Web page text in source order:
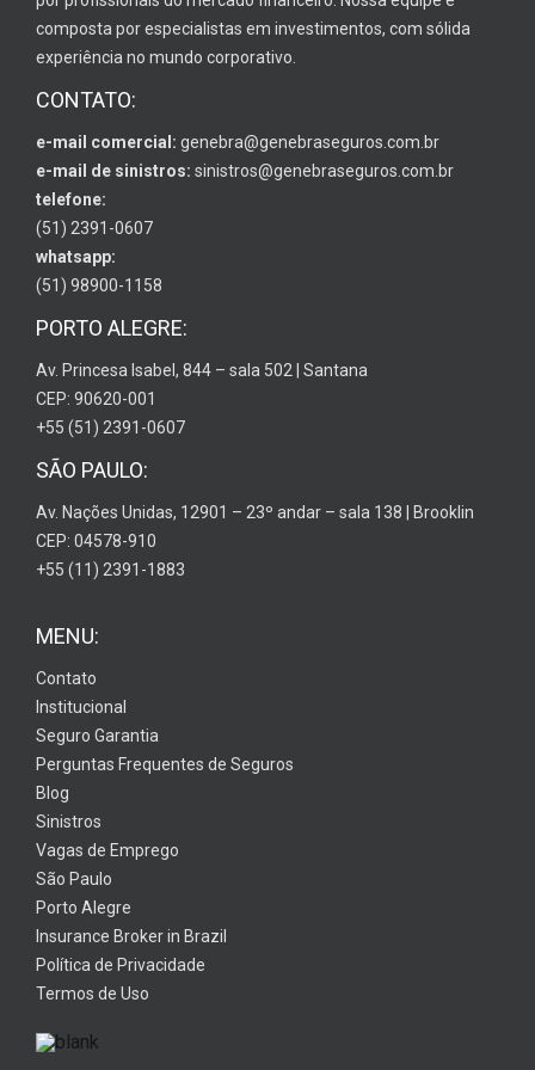
composta por especialistas em investimentos, com sólida
experiência no mundo corporativo.
CONTATO:
e-mail comercial: genebra@genebraseguros.com.br
e-mail de sinistros: sinistros@genebraseguros.com.br
telefone:
(51) 2391-0607
whatsapp:
(51) 98900-1158
PORTO ALEGRE:
Av. Princesa Isabel, 844 – sala 502 | Santana
CEP: 90620-001
+55 (51) 2391-0607
SÃO PAULO:
Av. Nações Unidas, 12901 – 23º andar – sala 138 | Brooklin
CEP: 04578-910
+55 (11) 2391-1883
MENU:
Contato
Institucional
Seguro Garantia
Perguntas Frequentes de Seguros
Blog
Sinistros
Vagas de Emprego
São Paulo
Porto Alegre
Insurance Broker in Brazil
Política de Privacidade
Termos de Uso